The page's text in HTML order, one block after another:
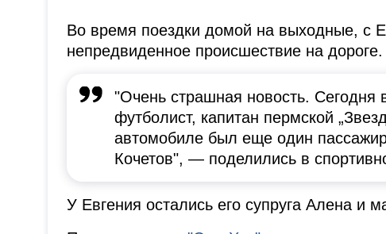
Во время поездки домой на выходные, с
непредвиденное происшествие на дороге.
"Очень страшная новость. Сегодня
футболист, капитан пермской
автомобиле был еще один
Кочетов", — поделились в
У Евгения остались его супруга Алена и